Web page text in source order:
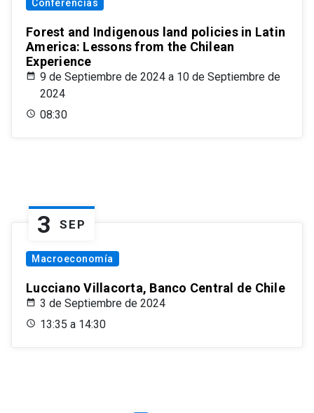
Conferencias
Forest and Indigenous land policies in Latin
America: Lessons from the Chilean
Experience
9 de Septiembre de 2024 a 10 de Septiembre de
2024
08:30
3 SEP
Macroeconomía
Lucciano Villacorta, Banco Central de Chile
3 de Septiembre de 2024
13:35 a 14:30